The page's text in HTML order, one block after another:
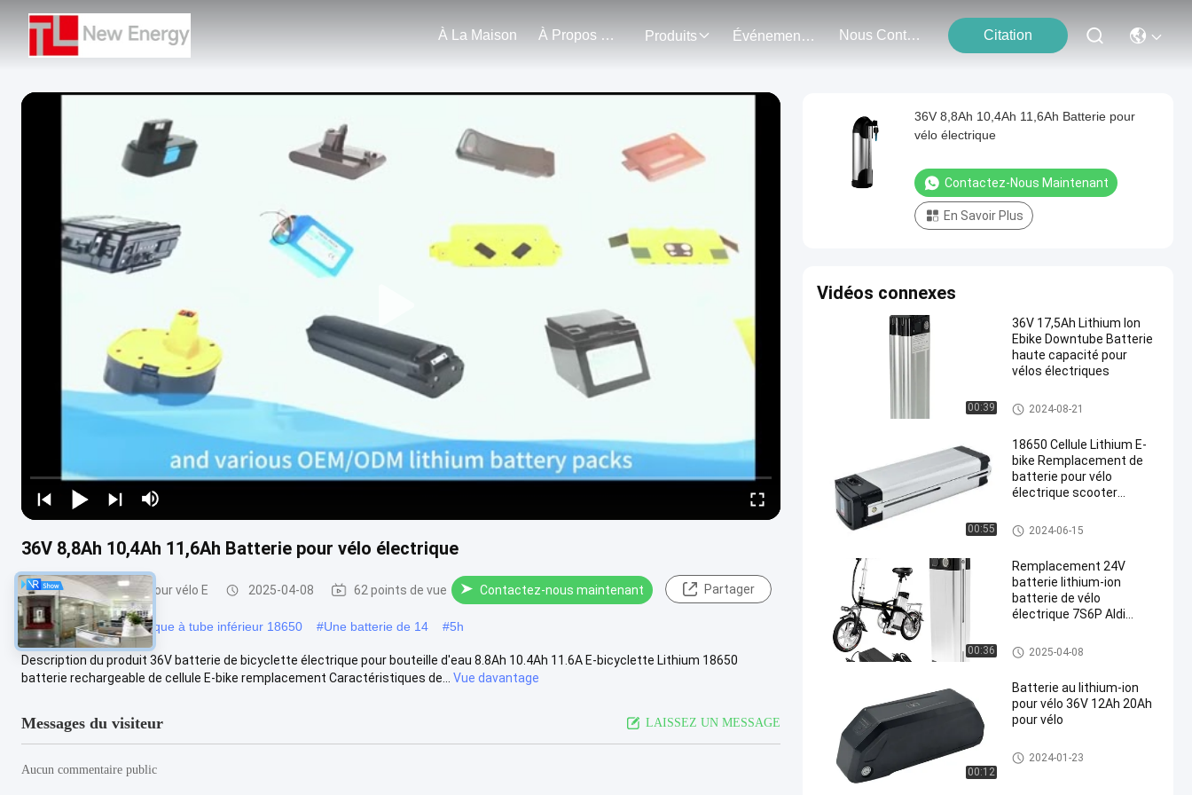
À La Maison À Propos De Nous Produits Événements Nous Contacter Citation
36V 8,8Ah 10,4Ah 11,6Ah Batterie pour vélo électrique
Batterie au lithium pour vélo E 2025-04-08 62 points de vue Contactez-nous maintenant Partager
#Batterie de vélo électrique à tube inférieur 18650 #Une batterie de 14 #5h
Description du produit 36V batterie de bicyclette électrique pour bouteille d'eau 8.8Ah 10.4Ah 11.6A E-bicyclette Lithium 18650
batterie rechargeable de cellule E-bike remplacement Caractéristiques de...
Vue davantage
Messages du visiteur LAISSEZ UN MESSAGE
Aucun commentaire public
36V 8,8Ah 10,4Ah 11,6Ah Batterie pour
vélo électrique
Contactez-Nous Maintenant
En Savoir Plus
Vidéos connexes
00:39
36V 17,5Ah Lithium Ion
Ebike Downtube Batterie
haute capacité pour
vélos électriques
Batterie pour le tube de descen
te de vélo électrique
2024-08-21
00:55
18650 Cellule Lithium E-
bike Remplacement de
batterie pour vélo
électrique scooter
11,6ah 13ah 14,5ah
Batterie pour le tube de descen
te de vélo électrique
2024-06-15
00:36
Remplacement 24V
batterie lithium-ion
batterie de vélo
électrique 7S6P Aldi
ZhenLong
Batterie pour le tube de descen
te de vélo électrique
2025-04-08
00:12
Batterie au lithium-ion
pour vélo 36V 12Ah 20Ah
pour vélo
Batterie pour le tube de descen
te de vélo électrique
2024-01-23